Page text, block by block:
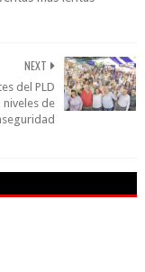
NEXT
del PLD
de